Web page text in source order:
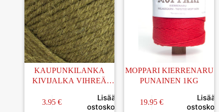
KAUPUNKILANKA
KIVIJALKA VIHREÄ
3.95 €
Lisää
ostoskoriin
MOPPARI KIERRENARU
PUNAINEN 1KG
19.95 €
Lisää